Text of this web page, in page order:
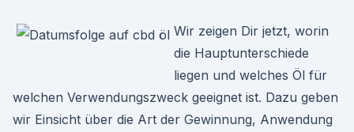
Wir zeigen Dir jetzt, worin
die Hauptunterschiede
liegen und welches Öl für
welchen Verwendungszweck geeignet ist. Dazu geben
wir Einsicht über die Art der Gewinnung, Anwendung